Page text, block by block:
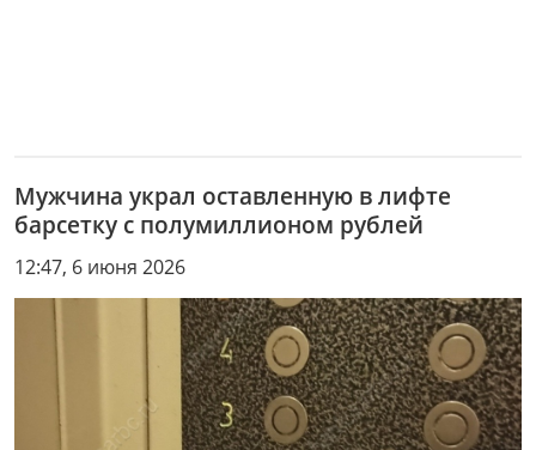
Мужчина украл оставленную в лифте
барсетку с полумиллионом рублей
12:47, 6 июня 2026